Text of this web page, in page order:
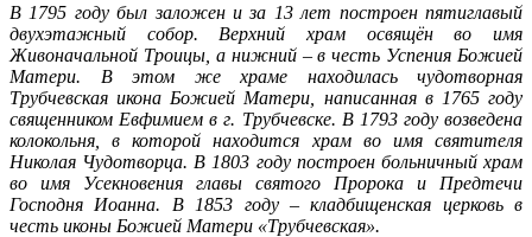
В 1795 году был заложен и за 13 лет построен пятиглавый
двухэтажный собор. Верхний храм освящён во имя
Живоначальной Троицы, а нижний – в честь Успения Божией
Матери. В этом же храме находилась чудотворная
Трубчевская икона Божией Матери, написанная в 1765 году
священником Евфимием в г. Трубчевске. В 1793 году возведена
колокольня, в которой находится храм во имя святителя
Николая Чудотворца. В 1803 году построен больничный храм
во имя Усекновения главы святого Пророка и Предтечи
Господня Иоанна. В 1853 году ‒ кладбищенская церковь в
честь иконы Божией Матери «Трубчевская».